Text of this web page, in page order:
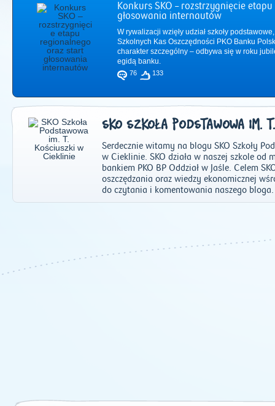
Konkurs SKO – rozstrzygnięcie
głosowania internautów
W rywalizacji wzięły udział szkoły
Szkolnych Kas Oszczędności PKO Banku
charakter szczególny – odbywa się w roku
egidą banku.
76 133
SKO SZKOŁA PODSTAWOWA IM.
Serdecznie witamy na blogu SKO Szkoły
w Cieklinie. SKO działa w naszej szkole od
bankiem PKO BP Oddział w Jaśle. Celem
oszczędzania oraz wiedzy ekonomicznej
do czytania i komentowania naszego bloga.
2011| 2012|